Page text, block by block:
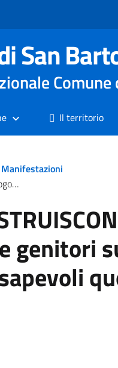
San
Comune
Il territorio
maggio
genitori